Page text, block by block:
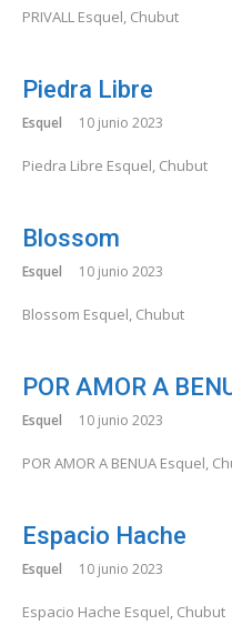
PRIVALL Esquel, Chubut
Piedra Libre
Esquel 10 junio 2023
Piedra Libre Esquel, Chubut
Blossom
Esquel 10 junio 2023
Blossom Esquel, Chubut
POR AMOR A
Esquel 10 junio 2023
POR AMOR A BENUA Esquel,
Espacio Hache
Esquel 10 junio 2023
Espacio Hache Esquel, Chubut